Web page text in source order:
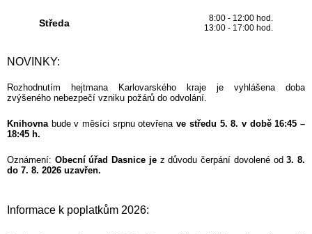
Středa
8:00 - 12:00 hod.
13:00 - 17:00 hod.
NOVINKY:
Rozhodnutím hejtmana Karlovarského kraje je vyhlášena doba
zvýšeného nebezpečí vzniku požárů do odvolání.
Knihovnabude v měsíci srpnu otevřenave středu 5. 8. v době 16:45 –
18:45 h.
Oznámení: Obecní úřad Dasnice jez důvodu čerpání dovolené od3. 8.
do 7. 8. 2026 uzavřen.
Informace k poplatkům 2026: